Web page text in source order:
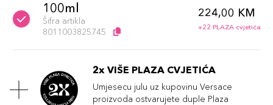
100ml
Šifra artikla
8011003825745
224,00 KM
+22 PLAZA cvjetića
2x VIŠE PLAZA CVJETIĆA
Umjesecu julu uz kupovinu Versace
proizvoda ostvarujete duple Plaza